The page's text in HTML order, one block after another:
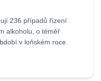
236 případů řízení
alkoholu, o téměř
v loňském roce.